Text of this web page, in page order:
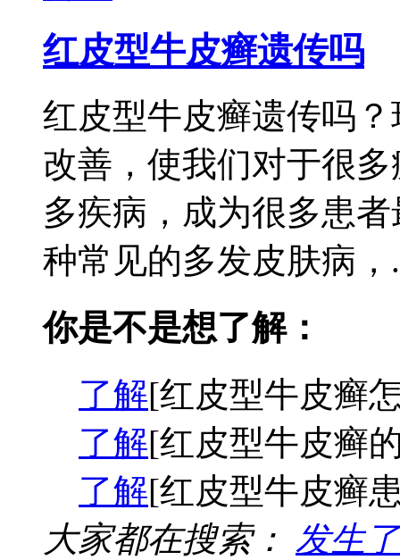
红皮型牛皮癣遗传吗
红皮型牛皮癣遗传吗
改善，使我们对于很
多疾病，成为很多患
种常见的多发皮肤病
你是不是想了解：
了解[红皮型牛皮癣
了解[红皮型牛皮癣
了解[红皮型牛皮癣
大家都在搜索： 发生